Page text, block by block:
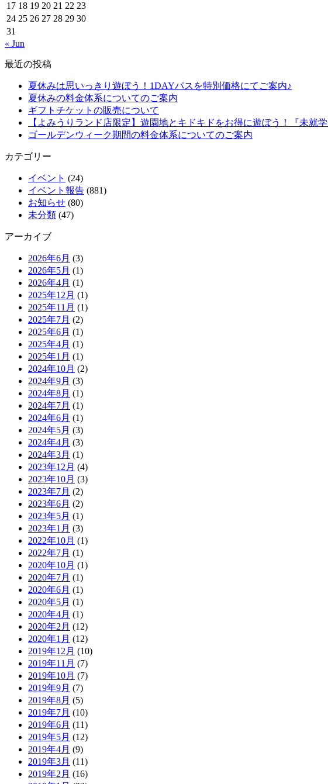
17 18 19 20 21 22 23
24 25 26 27 28 29 30
31
« Jun
最近の投稿
夏休みは思いっきり遊ぼう！1DAYパスを特別価格にてご案内♪
夏休みの料金体系についてのご案内
ギフトチケットの販売について
【よみうりランド店限定】遊園地とキドキドをお得に遊ぼう！『未就学
ゴールデンウィーク期間の料金体系についてのご案内
カテゴリー
イベント (24)
イベント報告 (881)
お知らせ (80)
未分類 (47)
アーカイブ
2026年6月 (3)
2026年5月 (1)
2026年4月 (1)
2025年12月 (1)
2025年11月 (1)
2025年7月 (2)
2025年6月 (1)
2025年4月 (1)
2025年1月 (1)
2024年10月 (2)
2024年9月 (3)
2024年8月 (1)
2024年7月 (1)
2024年6月 (1)
2024年5月 (3)
2024年4月 (3)
2024年3月 (1)
2023年12月 (4)
2023年10月 (3)
2023年7月 (2)
2023年6月 (2)
2023年5月 (1)
2023年1月 (3)
2022年10月 (1)
2022年7月 (1)
2020年10月 (1)
2020年7月 (1)
2020年6月 (1)
2020年5月 (1)
2020年4月 (1)
2020年2月 (12)
2020年1月 (12)
2019年12月 (10)
2019年11月 (7)
2019年10月 (7)
2019年9月 (7)
2019年8月 (5)
2019年7月 (10)
2019年6月 (11)
2019年5月 (12)
2019年4月 (9)
2019年3月 (11)
2019年2月 (16)